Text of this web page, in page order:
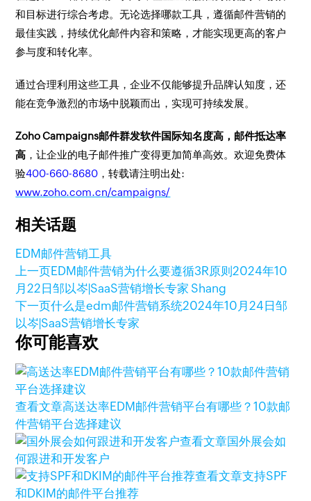
和目标进行综合考虑。无论选择哪款工具，遵循邮件营销的
最佳实践，持续优化邮件内容和策略，才能实现更高的客户
参与度和转化率。
通过合理利用这些工具，企业不仅能够提升品牌认知度，还
能在竞争激烈的市场中脱颖而出，实现可持续发展。
Zoho Campaigns邮件群发软件国际知名度高，邮件抵达率
高 ，让企业的电子邮件推广变得更加简单高效。欢迎免费体
验400-660-8680 ，转载请注明出处:
www.zoho.com.cn/campaigns/
相关话题
EDM 邮件营销工具
上一页EDM邮件营销为什么要遵循3R原则2024年10
月22日邹以岑|SaaS营销增长专家 Shang
下一页什么是edm邮件营销系统2024年10月24日邹
以岑|SaaS营销增长专家
你可能喜欢
查看文章高送达率EDM邮件营销平台有哪些？10款邮
件营销平台选择建议
查看文章国外展会如
何跟进和开发客户
查看文章支持SPF
和DKIM的邮件平台推荐